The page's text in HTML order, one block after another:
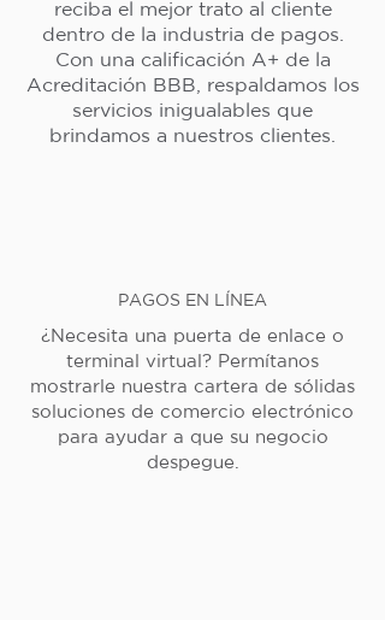
reciba el mejor trato al cliente
dentro de la industria de pagos.
Con una calificación A+ de la
Acreditación BBB, respaldamos los
servicios inigualables que
brindamos a nuestros clientes.
PAGOS EN LÍNEA
¿Necesita una puerta de enlace o
terminal virtual? Permítanos
mostrarle nuestra cartera de sólidas
soluciones de comercio electrónico
para ayudar a que su negocio
despegue.